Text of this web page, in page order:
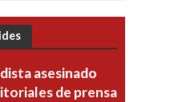
asesinado
de prensa